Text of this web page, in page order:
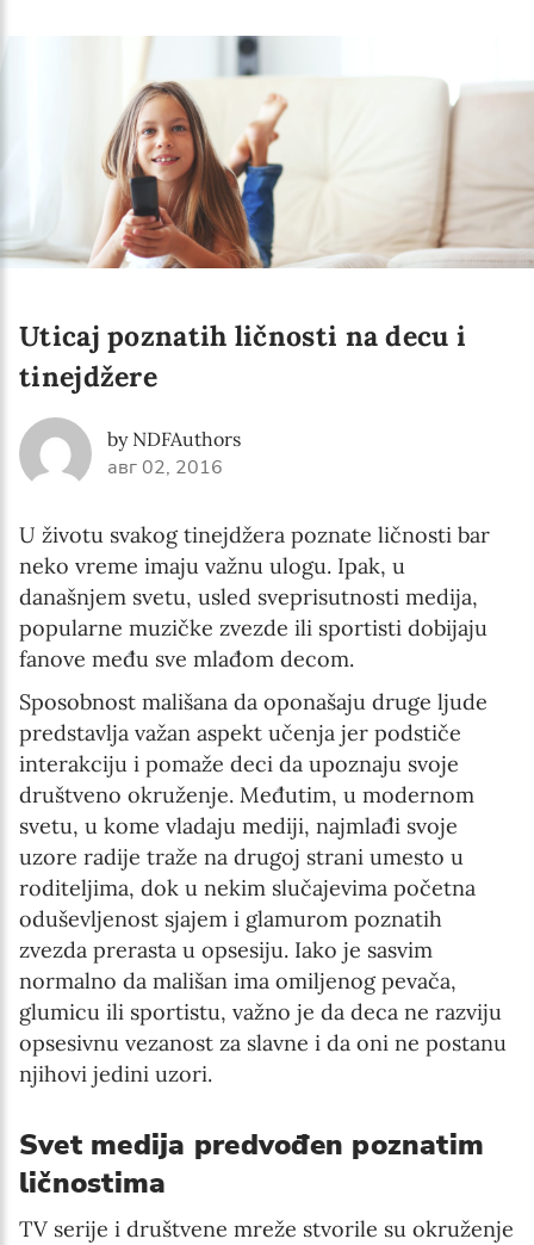
Uticaj poznatih ličnosti na decu i
tinejdžere
by NDFAuthors
авг 02, 2016
U životu svakog tinejdžera poznate ličnosti bar
neko vreme imaju važnu ulogu. Ipak, u
današnjem svetu, usled sveprisutnosti medija,
popularne muzičke zvezde ili sportisti dobijaju
fanove među sve mlađom decom.
Sposobnost mališana da oponašaju druge ljude
predstavlja važan aspekt učenja jer podstiče
interakciju i pomaže deci da upoznaju svoje
društveno okruženje. Međutim, u modernom
svetu, u kome vladaju mediji, najmlađi svoje
uzore radije traže na drugoj strani umesto u
roditeljima, dok u nekim slučajevima početna
oduševljenost sjajem i glamurom poznatih
zvezda prerasta u opsesiju. Iako je sasvim
normalno da mališan ima omiljenog pevača,
glumicu ili sportistu, važno je da deca ne razviju
opsesivnu vezanost za slavne i da oni ne postanu
njihovi jedini uzori.
Svet medija predvođen poznatim
ličnostima
TV serije i društvene mreže stvorile su okruženje
Serbian
English
Interests
The Early Years Blog
Program updates
SUBSCRIBE